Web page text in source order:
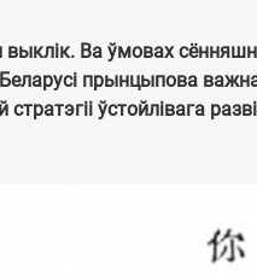
выклік. Ва ўмовах
прынцыпова
ўстойлівага